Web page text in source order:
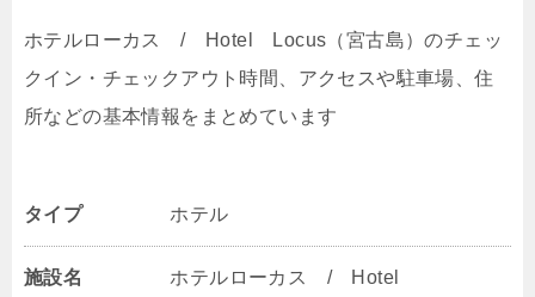
ホテルローカス / Hotel Locus（宮古島）のチェッ
クイン・チェックアウト時間、アクセスや駐車場、住
所などの基本情報をまとめています
タイプ ホテル
施設名
ホテルローカス / Hotel